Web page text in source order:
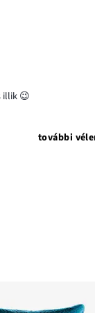
illik 😉
további